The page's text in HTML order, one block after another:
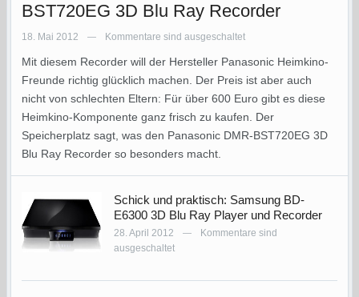
BST720EG 3D Blu Ray Recorder
18. Mai 2012 — Kommentare sind ausgeschaltet
Mit diesem Recorder will der Hersteller Panasonic Heimkino-
Freunde richtig glücklich machen. Der Preis ist aber auch
nicht von schlechten Eltern: Für über 600 Euro gibt es diese
Heimkino-Komponente ganz frisch zu kaufen. Der
Speicherplatz sagt, was den Panasonic DMR-BST720EG 3D
Blu Ray Recorder so besonders macht.
Schick und praktisch: Samsung BD-
E6300 3D Blu Ray Player und Recorder
28. April 2012 —
Kommentare sind
ausgeschaltet